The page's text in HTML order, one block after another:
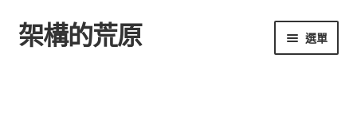
跳
至
跳
至
架構的荒原 選單